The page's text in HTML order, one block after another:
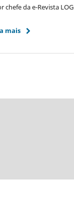
chefe da e-Revista
mais